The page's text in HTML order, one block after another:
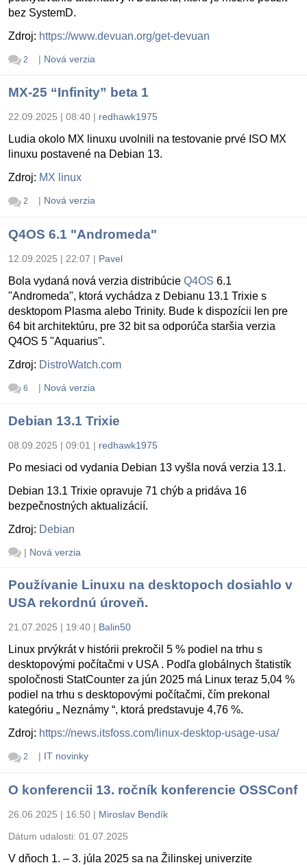
bez SystemD.
Zdroj: https://www.devuan.org/get-devuan
2 | Nová verzia
MX-25 “Infinity” beta 1
22.09.2025 | 08:40 | redhawk1975
Ludia okolo MX linuxu uvolnili na testovanie prvé ISO MX
linuxu postavené na Debian 13.
Zdroj: MX linux
2 | Nová verzia
Q4OS 6.1 "Andromeda"
12.09.2025 | 22:07 | Pavel
Bola vydaná nová verzia distribúcie Q4OS 6.1
"Andromeda", ktorá vychádza z Debianu 13.1 Trixie s
desktopom Plasma alebo Trinity. Bude k dispozícii len pre
64 bit architektúru, pre 32 bit sa odporúča staršia verzia
Q4OS 5 "Aquarius".
Zdroj: DistroWatch.com
6 | Nová verzia
Debian 13.1 Trixie
08.09.2025 | 09:01 | redhawk1975
Po mesiaci od vydania Debian 13 vyšla nová verzia 13.1.
Debian 13.1 Trixie opravuje 71 chýb a pridáva 16
bezpečnostných aktualizácií.
Zdroj: Debian
| Nová verzia
Používanie Linuxu na desktopoch dosiahlo v
USA rekordnú úroveň.
21.07.2025 | 19:40 | Balin50
Linux prvýkrát v histórii prekročil 5 % podiel na trhu s
desktopovými počítačmi v USA . Podľa globálnych štatistík
spoločnosti StatCounter za jún 2025 má Linux teraz 5,04 %
podiel na trhu s desktopovými počítačmi, čím prekonal
kategóriu „ Neznámy “, ktorá predstavuje 4,76 %.
Zdroj: https://news.itsfoss.com/linux-desktop-usage-usa/
2 | IT novinky
O konferencii 13. ročník konferencie OSSConf
26.06.2025 | 16:50 | Miroslav Bendík
Dátum udalosti: 01.07.2025
V dňoch 1. – 3. júla 2025 sa na Žilinskej univerzite